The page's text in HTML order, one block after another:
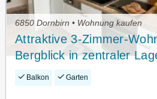
6850 Dornbirn • Wohnung kaufen
Attraktive 3-Zimmer-
Bergblick in zentraler
Balkon Garten